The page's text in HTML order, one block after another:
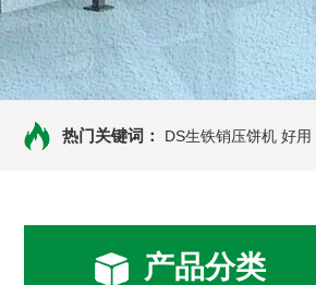
热门关键词： DS生铁销压饼机 好用
产品分类